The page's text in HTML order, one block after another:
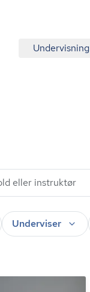
Undervisning
Underviser